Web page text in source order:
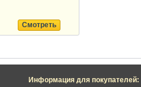
Смотреть
Информация для покупателей: